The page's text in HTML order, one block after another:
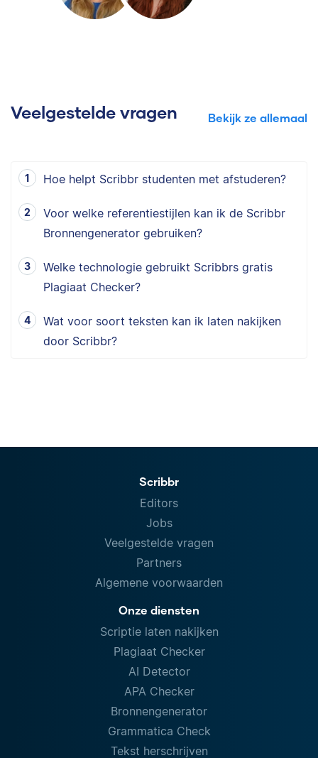
Veelgestelde vragen Bekijk ze allemaal
Hoe helpt Scribbr studenten met afstuderen?
Voor welke referentiestijlen kan ik de Scribbr
Bronnengenerator gebruiken?
Welke technologie gebruikt Scribbrs gratis
Plagiaat Checker?
Wat voor soort teksten kan ik laten nakijken
door Scribbr?
Scribbr
Editors
Jobs
Veelgestelde vragen
Partners
Algemene voorwaarden
Onze diensten
Scriptie laten nakijken
Plagiaat Checker
AI Detector
APA Checker
Bronnengenerator
Grammatica Check
Tekst herschrijven